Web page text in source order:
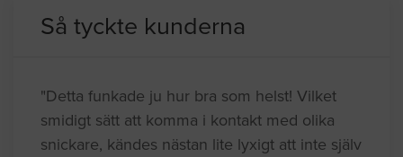
Så tyckte kunderna
"Detta funkade ju hur bra som helst! Vilket
smidigt sätt att komma i kontakt med olika
snickare, kändes nästan lite lyxigt att inte själv